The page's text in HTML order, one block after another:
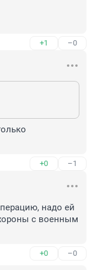
+1 –0
+0 –1
надо ей
с военным
+0 –0